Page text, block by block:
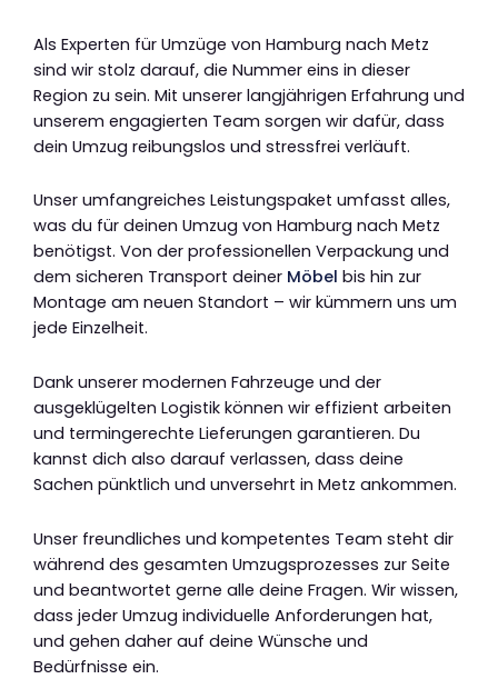
Als Experten für Umzüge von Hamburg nach Metz
sind wir stolz darauf, die Nummer eins in dieser
Region zu sein. Mit unserer langjährigen Erfahrung und
unserem engagierten Team sorgen wir dafür, dass
dein Umzug reibungslos und stressfrei verläuft.
Unser umfangreiches Leistungspaket umfasst alles,
was du für deinen Umzug von Hamburg nach Metz
benötigst. Von der professionellen Verpackung und
dem sicheren Transport deiner Möbel bis hin zur
Montage am neuen Standort – wir kümmern uns um
jede Einzelheit.
Dank unserer modernen Fahrzeuge und der
ausgeklügelten Logistik können wir effizient arbeiten
und termingerechte Lieferungen garantieren. Du
kannst dich also darauf verlassen, dass deine
Sachen pünktlich und unversehrt in Metz ankommen.
Unser freundliches und kompetentes Team steht dir
während des gesamten Umzugsprozesses zur Seite
und beantwortet gerne alle deine Fragen. Wir wissen,
dass jeder Umzug individuelle Anforderungen hat,
und gehen daher auf deine Wünsche und
Bedürfnisse ein.